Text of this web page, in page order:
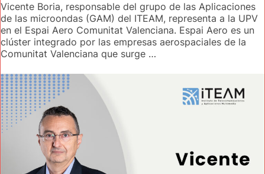
Vicente Boria, responsable del grupo de las Aplicaciones
de las microondas (GAM) del ITEAM, representa a la UPV
en el Espai Aero Comunitat Valenciana. Espai Aero es un
clúster integrado por las empresas aerospaciales de la
Comunitat Valenciana que surge …